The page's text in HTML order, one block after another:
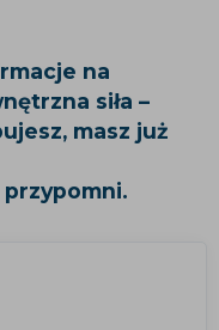
na
siła –
masz już